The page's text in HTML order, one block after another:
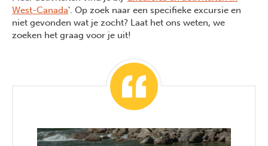
West-Canada'. Op zoek naar een specifieke excursie en
niet gevonden wat je zocht? Laat het ons weten, we
zoeken het graag voor je uit!